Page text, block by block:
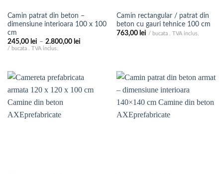
Camin patrat din beton –
dimensiune interioara 100 x 100
cm
245,00 lei – 2.800,00 leiInterval
la
2.800,00 lei
/ bucata . TVA inclus.
Camin rectangular / patrat din
beton cu gauri tehnice 100 cm
763,00 lei / bucata . TVA inclus.